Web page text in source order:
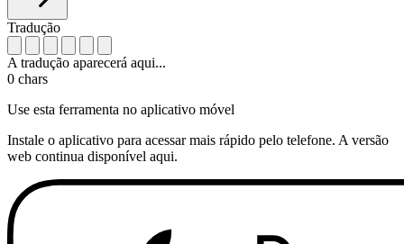
Tradução
A tradução aparecerá aqui...
0 chars
Use esta ferramenta no aplicativo móvel
Instale o aplicativo para acessar mais rápido pelo telefone. A versão
web continua disponível aqui.